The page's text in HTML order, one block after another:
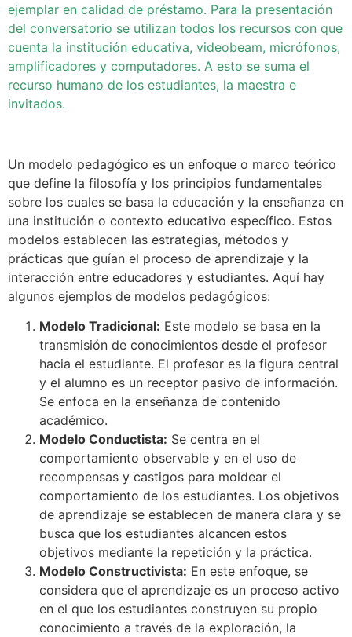
ejemplar en calidad de préstamo. Para la presentación
del conversatorio se utilizan todos los recursos con que
cuenta la institución educativa, videobeam, micrófonos,
amplificadores y computadores. A esto se suma el
recurso humano de los estudiantes, la maestra e
invitados.
Un modelo pedagógico es un enfoque o marco teórico
que define la filosofía y los principios fundamentales
sobre los cuales se basa la educación y la enseñanza en
una institución o contexto educativo específico. Estos
modelos establecen las estrategias, métodos y
prácticas que guían el proceso de aprendizaje y la
interacción entre educadores y estudiantes. Aquí hay
algunos ejemplos de modelos pedagógicos:
Modelo Tradicional: Este modelo se basa en la
transmisión de conocimientos desde el profesor
hacia el estudiante. El profesor es la figura central
y el alumno es un receptor pasivo de información.
Se enfoca en la enseñanza de contenido
académico.
Modelo Conductista: Se centra en el
comportamiento observable y en el uso de
recompensas y castigos para moldear el
comportamiento de los estudiantes. Los objetivos
de aprendizaje se establecen de manera clara y se
busca que los estudiantes alcancen estos
objetivos mediante la repetición y la práctica.
Modelo Constructivista: En este enfoque, se
considera que el aprendizaje es un proceso activo
en el que los estudiantes construyen su propio
conocimiento a través de la exploración, la